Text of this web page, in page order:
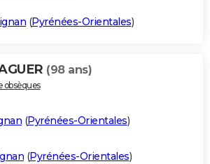
(Pyrénées-Orientales)
(98 ans)
obsèques
(Pyrénées-Orientales)
(Pyrénées-Orientales)